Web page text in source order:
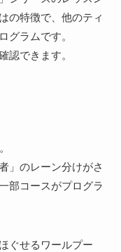
の特徴で、他のティ
グラムです。
認できます。
」のレーン分けがさ
部コースがプログラ
ぐせるワールプー